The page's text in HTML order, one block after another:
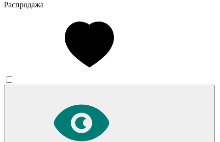
Распродажа